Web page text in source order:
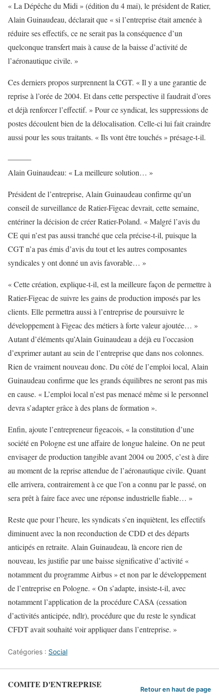
« La Dépêche du Midi » (édition du 4 mai), le président de Ratier,
Alain Guinaudeau, déclarait que « si l’entreprise était amenée à
réduire ses effectifs, ce ne serait pas la conséquence d’un
quelconque transfert mais à cause de la baisse d’activité de
l’aéronautique civile. »
Ces derniers propos surprennent la CGT. « Il y a une garantie de
reprise à l’orée de 2004. Et dans cette perspective il faudrait d’ores
et déjà renforcer l’effectif. » Pour ce syndicat, les suppressions de
postes découlent bien de la délocalisation. Celle-ci lui fait craindre
aussi pour les sous traitants. « Ils vont être touchés » présage-t-il.
———
Alain Guinaudeau: « La meilleure solution… »
Président de l’entreprise, Alain Guinaudeau confirme qu’un
conseil de surveillance de Ratier-Figeac devrait, cette semaine,
entériner la décision de créer Ratier-Poland. « Malgré l’avis du
CE qui n’est pas aussi tranché que cela précise-t-il, puisque la
CGT n’a pas émis d’avis du tout et les autres composantes
syndicales y ont donné un avis favorable… »
« Cette création, explique-t-il, est la meilleure façon de permettre à
Ratier-Figeac de suivre les gains de production imposés par les
clients. Elle permettra aussi à l’entreprise de poursuivre le
développement à Figeac des métiers à forte valeur ajoutée… »
Autant d’éléments qu’Alain Guinaudeau a déjà eu l’occasion
d’exprimer autant au sein de l’entreprise que dans nos colonnes.
Rien de vraiment nouveau donc. Du côté de l’emploi local, Alain
Guinaudeau confirme que les grands équilibres ne seront pas mis
en cause. « L’emploi local n’est pas menacé même si le personnel
devra s’adapter grâce à des plans de formation ».
Enfin, ajoute l’entrepreneur figeacois, « la constitution d’une
société en Pologne est une affaire de longue haleine. On ne peut
envisager de production tangible avant 2004 ou 2005, c’est à dire
au moment de la reprise attendue de l’aéronautique civile. Quant
elle arrivera, contrairement à ce que l’on a connu par le passé, on
sera prêt à faire face avec une réponse industrielle fiable… »
Reste que pour l’heure, les syndicats s’en inquiètent, les effectifs
diminuent avec la non reconduction de CDD et des départs
anticipés en retraite. Alain Guinaudeau, là encore rien de
nouveau, les justifie par une baisse significative d’activité «
notamment du programme Airbus » et non par le développement
de l’entreprise en Pologne. « On s’adapte, insiste-t-il, avec
notamment l’application de la procédure CASA (cessation
d’activités anticipée, ndlr), procédure que du reste le syndicat
CFDT avait souhaité voir appliquer dans l’entreprise. »
Catégories : Social
COMITE D'ENTREPRISE Retour en haut de page